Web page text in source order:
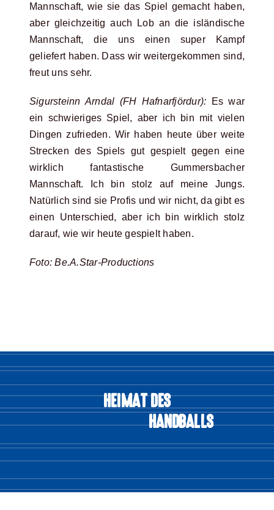
Mannschaft, wie sie das Spiel gemacht haben,
aber gleichzeitig auch Lob an die isländische
Mannschaft, die uns einen super Kampf
geliefert haben. Dass wir weitergekommen sind,
freut uns sehr.
Sigursteinn Arndal (FH Hafnarfjördur): Es war
ein schwieriges Spiel, aber ich bin mit vielen
Dingen zufrieden. Wir haben heute über weite
Strecken des Spiels gut gespielt gegen eine
wirklich fantastische Gummersbacher
Mannschaft. Ich bin stolz auf meine Jungs.
Natürlich sind sie Profis und wir nicht, da gibt es
einen Unterschied, aber ich bin wirklich stolz
darauf, wie wir heute gespielt haben.
Foto: Be.A.Star-Productions
HEIMAT DES
HANDBALLS